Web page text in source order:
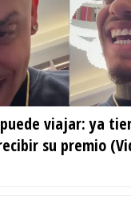
viajar: ya
su premio